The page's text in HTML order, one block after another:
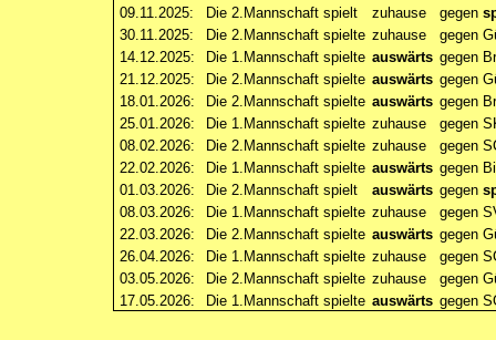
09.11.2025:
Die 2.Mannschaft spielt zuhause gegen
30.11.2025:
Die 2.Mannschaft spielte zuhause
gegen
14.12.2025:
Die 1.Mannschaft spielte auswärts gegen
21.12.2025:
Die 2.Mannschaft spielte auswärts gegen
18.01.2026:
Die 2.Mannschaft spielte auswärts gegen
25.01.2026:
Die 1.Mannschaft spielte zuhause
gegen
08.02.2026:
Die 2.Mannschaft spielte zuhause
gegen
22.02.2026:
Die 1.Mannschaft spielte auswärts gegen
01.03.2026:
Die 2.Mannschaft spielt auswärts gegen
08.03.2026:
Die 1.Mannschaft spielte zuhause
gegen
22.03.2026:
Die 2.Mannschaft spielte auswärts gegen
26.04.2026:
Die 1.Mannschaft spielte zuhause
gegen
03.05.2026:
Die 2.Mannschaft spielte zuhause
gegen
17.05.2026:
Die 1.Mannschaft spielte auswärts gegen